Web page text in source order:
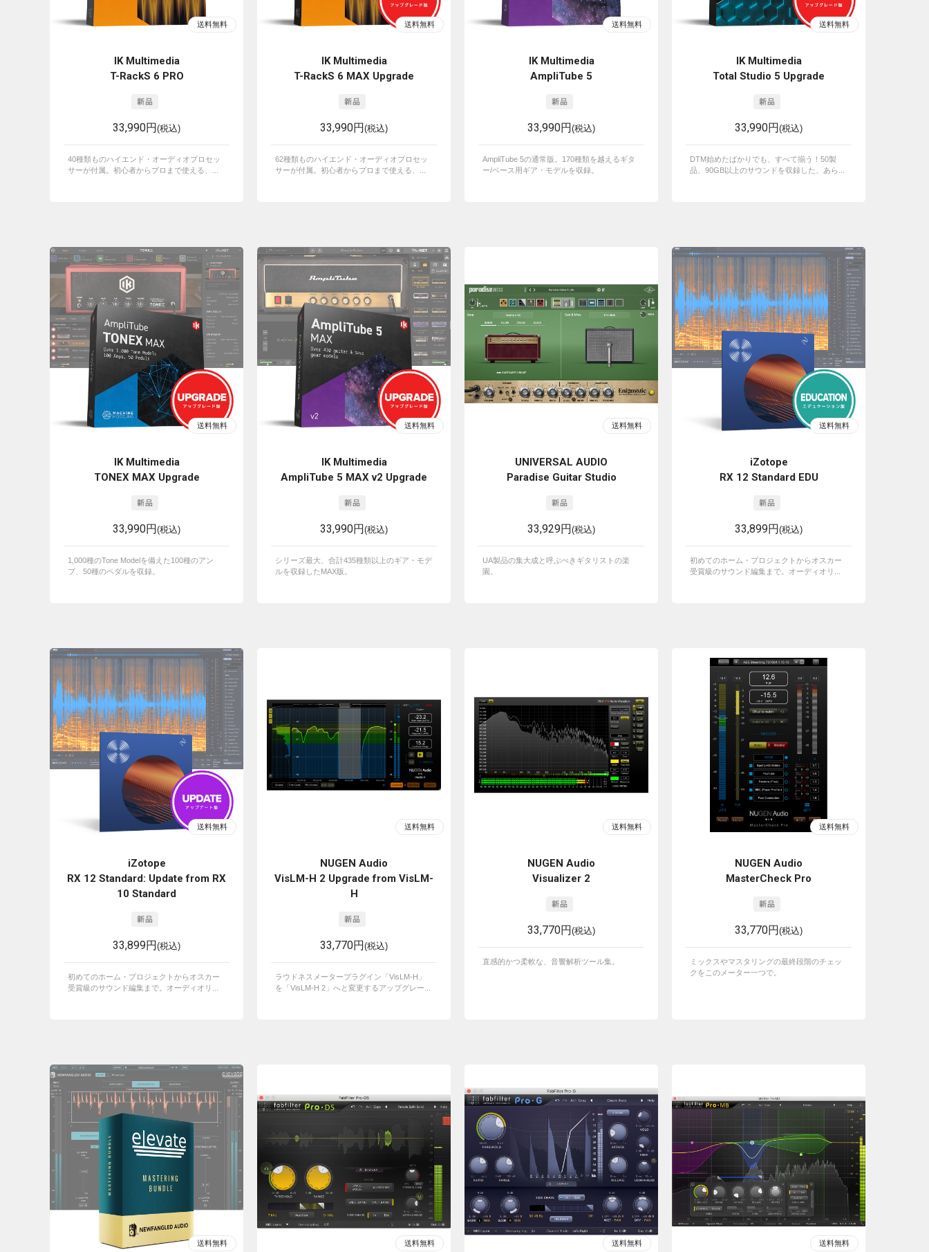
IK Multimedia
T-RackS 6 PRO
33,990円(税込)
40種類ものハイエンド・オーディオプロセッ
サーが付属。初心者からプロまで使える、...
IK Multimedia
T-RackS 6 MAX Upgrade
33,990円(税込)
62種類ものハイエンド・オーディオプロセッ
サーが付属。初心者からプロまで使える、...
IK Multimedia
AmpliTube 5
33,990円(税込)
AmpliTube 5の通常版。170種類を越えるギタ
ー/ベース用ギア・モデルを収録。
IK Multimedia
Total Studio 5 Upgrade
33,990円(税込)
DTM始めたばかりでも、すべて揃う！50製
品、90GB以上のサウンドを収録した、あら...
IK Multimedia
TONEX MAX Upgrade
33,990円(税込)
1,000種のTone Modelを備えた100種のアン
プ、50種のペダルを収録。
IK Multimedia
AmpliTube 5 MAX v2 Upgrade
33,990円(税込)
シリーズ最大、合計435種類以上のギア・モデ
ルを収録したMAX版。
UNIVERSAL AUDIO
Paradise Guitar Studio
33,929円(税込)
UA製品の集大成と呼ぶべきギタリストの楽
園。
iZotope
RX 12 Standard EDU
33,899円(税込)
初めてのホーム・プロジェクトからオスカー
受賞級のサウンド編集まで。オーディオリ...
iZotope
RX 12 Standard: Update from RX
10 Standard
33,899円(税込)
初めてのホーム・プロジェクトからオスカー
受賞級のサウンド編集まで。オーディオリ...
NUGEN Audio
VisLM-H 2 Upgrade from VisLM-
H
33,770円(税込)
ラウドネスメータープラグイン「VisLM-H」
を「VisLM-H 2」へと変更するアップグレー...
NUGEN Audio
Visualizer 2
33,770円(税込)
直感的かつ柔軟な、音響解析ツール集。
NUGEN Audio
MasterCheck Pro
33,770円(税込)
ミックスやマスタリングの最終段階のチェッ
クをこのメーター一つで。